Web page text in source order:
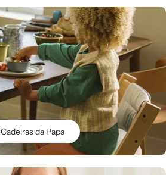
Cadeiras da Papa